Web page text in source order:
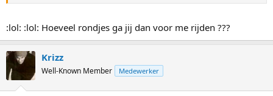
:lol: :lol: Hoeveel rondjes ga jij dan voor me rijden ???
Krizz
Well-Known Member Medewerker